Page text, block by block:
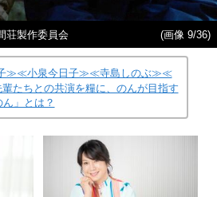
荘製作委員会 (画像 9/36)
≫≪小泉今日子≫≪寺島しのぶ≫≪
たちとの共演を糧に、のんが目指す
」とは？